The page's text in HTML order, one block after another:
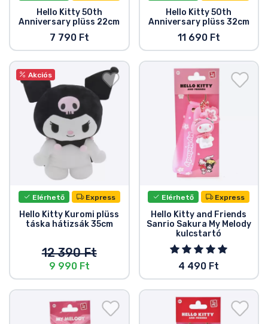
Hello Kitty 50th
Anniversary plüss 22cm
7 790 Ft
Hello Kitty 50th
Anniversary plüss 32cm
11 690 Ft
Akciós
Elérhető Express
Hello Kitty Kuromi plüss
táska hátizsák 35cm
12 390 Ft
9 990 Ft
Elérhető Express
Hello Kitty and Friends
Sanrio Sakura My Melody
kulcstartó
4 490 Ft